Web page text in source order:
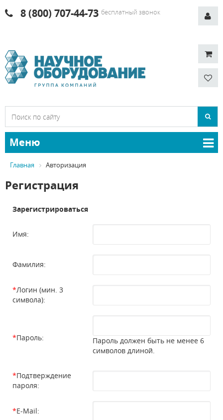
8 (800) 707-44-73 бесплатный звонок
Меню
Главная Авторизация
Регистрация
Зарегистрироваться
Имя:
Фамилия:
*Логин (мин. 3
символа):
*Пароль:
Пароль должен быть не менее 6
символов длиной.
*Подтверждение
пароля:
*E-Mail: